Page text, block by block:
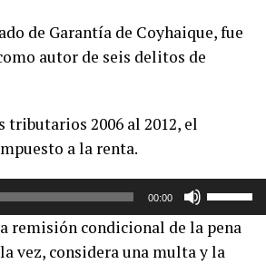
de Garantía de Coyhaique, fue
autor de seis delitos de
tributarios 2006 al 2012, el
a la renta.
00:00
teclas
de
remisión condicional de la pena
vez, considera una multa y la